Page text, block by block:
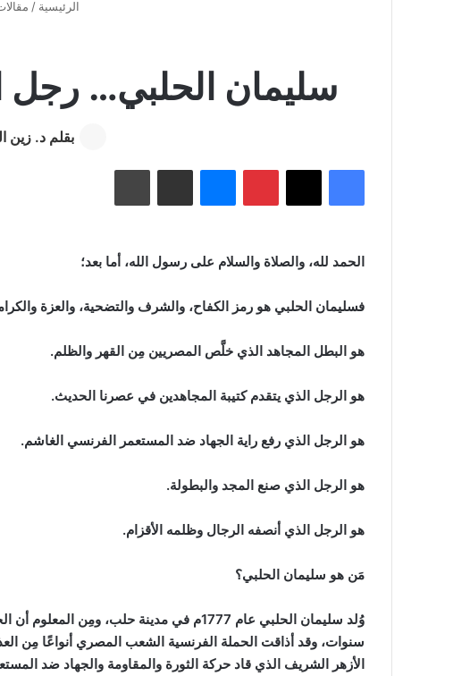
الرئيسية /
سليمان الحلبي… رجل
بقلم د. زين
فيسبوك ‫X بينتيريستماسنجر مشاركة عبر البريد طباعة
الحمد لله، والصلاة والسلام على رسول الله، أما بعد؛
فسليمان الحلبي هو رمز الكفاح، والشرف والتضحية، والعزة
هو البطل المجاهد الذي خلَّص المصريين مِن القهر والظلم.
هو الرجل الذي يتقدم كتيبة المجاهدين في عصرنا الحديث.
هو الرجل الذي رفع راية الجهاد ضد المستعمر الفرنسي الغاشم.
هو الرجل الذي صنع المجد والبطولة.
هو الرجل الذي أنصفه الرجال وظلمه الأقزام.
مَن هو سليمان الحلبي؟
سنوات، وقد أذاقت الحملة الفرنسية الشعب المصري أنواعًا مِن
الأزهر الشريف الذي قاد حركة الثورة والمقاومة والجهاد ضد